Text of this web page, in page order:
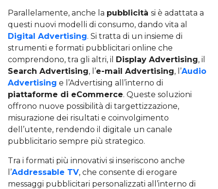
Parallelamente, anche la pubblicità si è adattata a
questi nuovi modelli di consumo, dando vita al
Digital Advertising. Si tratta di un insieme di
strumenti e formati pubblicitari online che
comprendono, tra gli altri, il Display Advertising, il
Search Advertising, l’e-mail Advertising, l’Audio
Advertising e l’Advertising all’interno di
piattaforme di eCommerce. Queste soluzioni
offrono nuove possibilità di targettizzazione,
misurazione dei risultati e coinvolgimento
dell’utente, rendendo il digitale un canale
pubblicitario sempre più strategico.
Tra i formati più innovativi si inseriscono anche
l’Addressable TV, che consente di erogare
messaggi pubblicitari personalizzati all’interno di